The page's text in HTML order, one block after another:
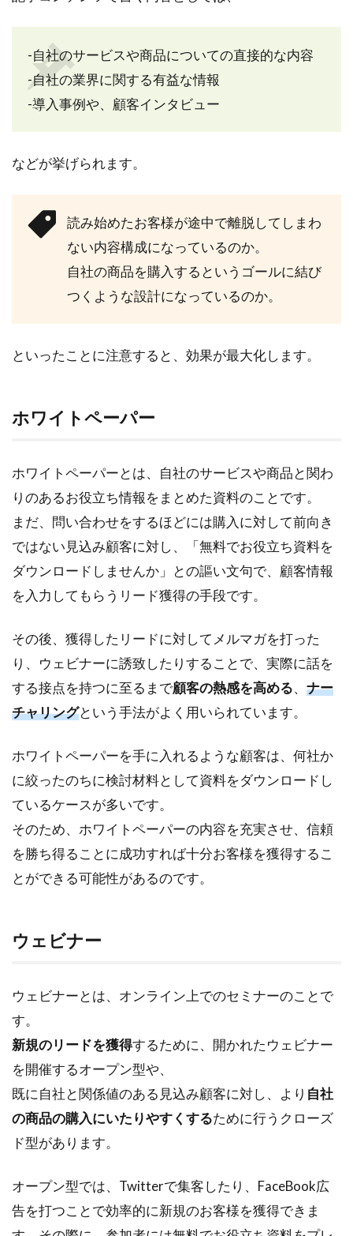
-自社のサービスや商品についての直接的な内容
-自社の業界に関する有益な情報
-導入事例や、顧客インタビュー
などが挙げられます。
読み始めたお客様が途中で離脱してしまわ
ない内容構成になっているのか。
自社の商品を購入するというゴールに結び
つくような設計になっているのか。
といったことに注意すると、効果が最大化します。
ホワイトペーパー
ホワイトペーパーとは、自社のサービスや商品と関わ
りのあるお役立ち情報をまとめた資料のことです。
まだ、問い合わせをするほどには購入に対して前向き
ではない見込み顧客に対し、「無料でお役立ち資料を
ダウンロードしませんか」との謳い文句で、顧客情報
を入力してもらうリード獲得の手段です。
その後、獲得したリードに対してメルマガを打った
り、ウェビナーに誘致したりすることで、実際に話を
する接点を持つに至るまで顧客の熱感を高める、 ナー
チャリングという手法がよく用いられています。
ホワイトペーパーを手に入れるような顧客は、何社か
に絞ったのちに検討材料として資料をダウンロードし
ているケースが多いです。
そのため、ホワイトペーパーの内容を充実させ、信頼
を勝ち得ることに成功すれば十分お客様を獲得するこ
とができる可能性があるのです。
ウェビナー
ウェビナーとは、オンライン上でのセミナーのことで
す。
新規のリードを獲得するために、開かれたウェビナー
を開催するオープン型や、
既に自社と関係値のある見込み顧客に対し、より 自社
の商品の購入にいたりやすくするために行うクローズ
ド型があります。
オープン型では、Twitterで集客したり、FaceBook広
告を打つことで効率的に新規のお客様を獲得できま